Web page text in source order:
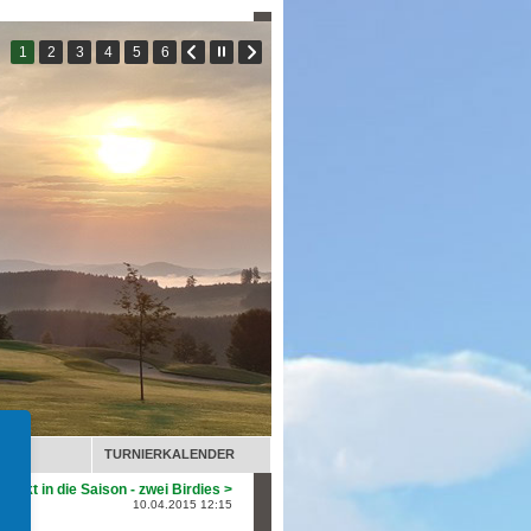
TURNIERKALENDER
in die Saison - zwei Birdies >
10.04.2015 12:15